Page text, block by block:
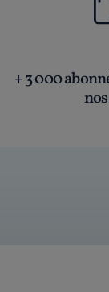
+ 3 000